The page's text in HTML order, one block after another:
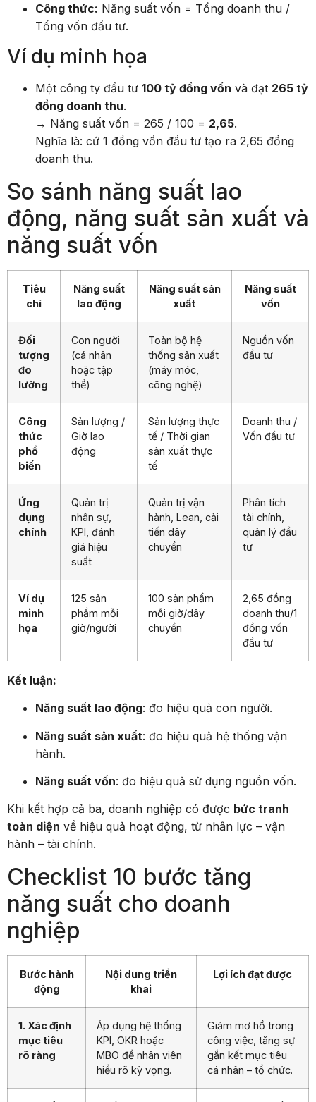
Công thức: Năng suất vốn = Tổng doanh thu /
Tổng vốn đầu tư.
Ví dụ minh họa
Một công ty đầu tư 100 tỷ đồng vốn và đạt 265 tỷ
đồng doanh thu.
→ Năng suất vốn = 265 / 100 = 2,65.
Nghĩa là: cứ 1 đồng vốn đầu tư tạo ra 2,65 đồng
doanh thu.
So sánh năng suất lao
động, năng suất sản xuất và
năng suất vốn
Tiêu
chí
Năng suất
lao động
Năng suất sản
xuất
Năng suất
vốn
Đối
tượng
đo
lường
Con người
(cá nhân
hoặc tập
thể)
Toàn bộ hệ
thống sản xuất
(máy móc,
công nghệ)
Nguồn vốn
đầu tư
Công
thức
phổ
biến
Sản lượng /
Giờ lao
động
Sản lượng thực
tế / Thời gian
sản xuất thực
tế
Doanh thu /
Vốn đầu tư
Ứng
dụng
chính
Quản trị
nhân sự,
KPI, đánh
giá hiệu
suất
Quản trị vận
hành, Lean, cải
tiến dây
chuyền
Phân tích
tài chính,
quản lý đầu
tư
Ví dụ
minh
họa
125 sản
phẩm mỗi
giờ/người
100 sản phẩm
mỗi giờ/dây
chuyền
2,65 đồng
doanh thu/1
đồng vốn
đầu tư
Kết luận:
Năng suất lao động: đo hiệu quả con người.
Năng suất sản xuất: đo hiệu quả hệ thống vận
hành.
Năng suất vốn: đo hiệu quả sử dụng nguồn vốn.
Khi kết hợp cả ba, doanh nghiệp có được bức tranh
toàn diện về hiệu quả hoạt động, từ nhân lực – vận
hành – tài chính.
Checklist 10 bước tăng
năng suất cho doanh
nghiệp
Bước hành
động
Nội dung triển
khai
Lợi ích đạt được
1. Xác định
mục tiêu
rõ ràng
Áp dụng hệ thống
KPI, OKR hoặc
MBO để nhân viên
hiểu rõ kỳ vọng.
Giảm mơ hồ trong
công việc, tăng sự
gắn kết mục tiêu
cá nhân – tổ chức.